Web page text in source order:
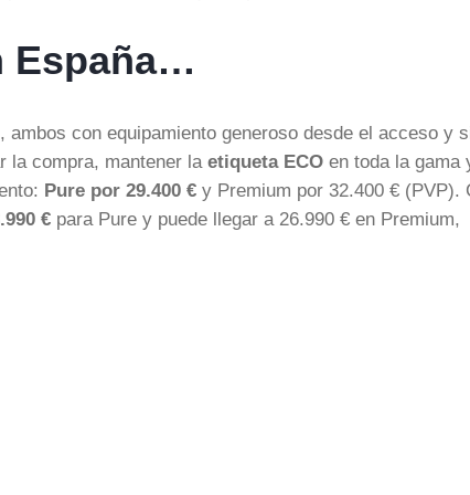
España…
, ambos con equipamiento generoso desde el acceso y
la compra, mantener la etiqueta ECO en toda la gama
Pure por 29.400 € y Premium por 32.400 € (PVP).
€ para Pure y puede llegar a 26.990 € en Premium,